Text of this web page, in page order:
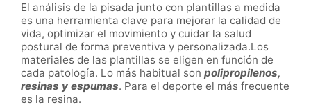
El análisis de la pisada junto con plantillas a medida
es una herramienta clave para mejorar la calidad de
vida, optimizar el movimiento y cuidar la salud
postural de forma preventiva y personalizada.Los
materiales de las plantillas se eligen en función de
cada patología. Lo más habitual son polipropilenos,
resinas y espumas. Para el deporte el más frecuente
es la resina.